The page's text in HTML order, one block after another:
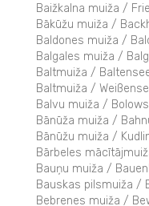
Baižkalna muiža /
Bākūžu muiža /
Baldones muiža /
Balgales muiža /
Baltmuiža /
Baltmuiža /
Balvu muiža /
Bānūža muiža /
Bānūžu muiža /
Bārbeles
Bauņu muiža /
Bauskas pilsmuiža /
Bebrenes muiža /